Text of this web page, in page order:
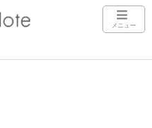
メニュー